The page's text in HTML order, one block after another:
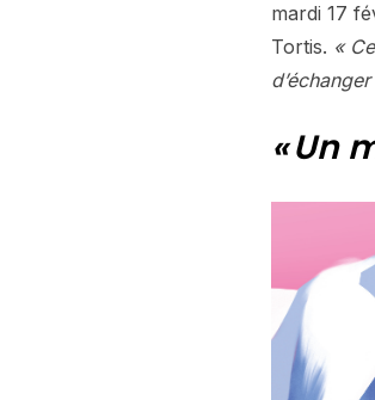
mardi 17
Tortis. «
« Un